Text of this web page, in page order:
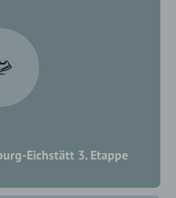
Eichstätt 3. Etappe